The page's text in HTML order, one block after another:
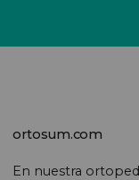
ortosum.com
En nuestra